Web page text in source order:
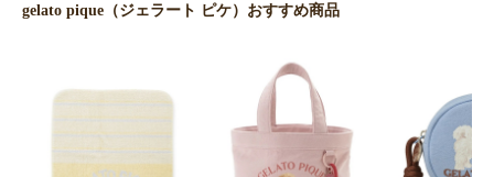
gelato pique（ジェラート ピケ）おすすめ商品